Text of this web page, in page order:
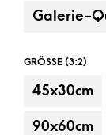
Galerie-
GRÖSSE (3:2)
45x30cm
90x60cm